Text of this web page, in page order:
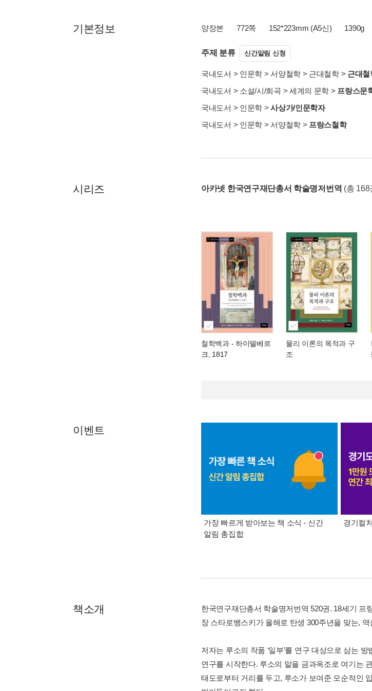
기본정보 양장본 772쪽 152*223mm (A5신) 1390g
주제 분류 신간알림 신청
국내도서 > 인문학 >서양철학> 근대철학> 근대철
국내도서 > 소설/시/희곡 > 세계의 문학 > 프랑스문
국내도서 > 인문학 >사상가/인문학자
국내도서 > 인문학 >서양철학> 프랑스철학
시리즈 아카넷 한국연구재단총서 학술명저번역 (총 168
철학백과- 하이델베르
크, 1817
물리 이론의 목적과 구
조
이벤트
가장 빠르게 받아보는 책 소식 - 신간
알림 총집합
경기컬
책소개
한국연구재단총서 학술명저번역 520권. 18세기 프
장 스타로뱅스키가 올해로 탄생 300주년을 맞는,
저자는 루소의 작품 ‘일부’를 연구 대상으로 삼는
연구를 시작한다. 루소의 말을 금과옥조로 여기는
태도로부터 거리를 두고, 루소가 보여준 모순적인